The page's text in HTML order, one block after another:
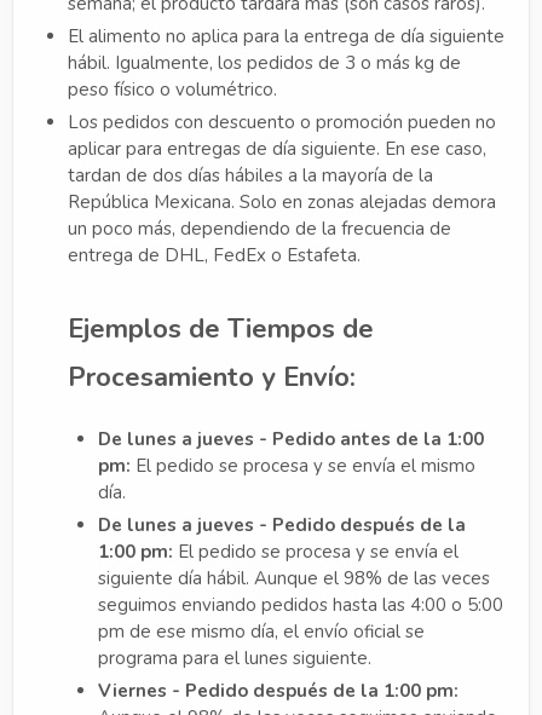
El alimento no aplica para la entrega de día siguiente
hábil. Igualmente, los pedidos de 3 o más kg de
peso físico o volumétrico.
Los pedidos con descuento o promoción pueden no
aplicar para entregas de día siguiente. En ese caso,
tardan de dos días hábiles a la mayoría de la
República Mexicana. Solo en zonas alejadas demora
un poco más, dependiendo de la frecuencia de
entrega de DHL, FedEx o Estafeta.
Ejemplos de Tiempos de
Procesamiento y Envío:
De lunes a jueves - Pedido antes de la 1:00
pm: El pedido se procesa y se envía el mismo
día.
De lunes a jueves - Pedido después de la
1:00 pm: El pedido se procesa y se envía el
siguiente día hábil. Aunque el 98% de las veces
seguimos enviando pedidos hasta las 4:00 o 5:00
pm de ese mismo día, el envío oficial se
programa para el lunes siguiente.
Viernes - Pedido después de la 1:00 pm: